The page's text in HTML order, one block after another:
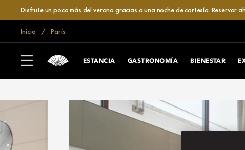
Disfrute un poco más del verano gracias a una noche de cortesía. Reservar
Inicio París
ESTANCIA GASTRONOMÍA BIENESTAR